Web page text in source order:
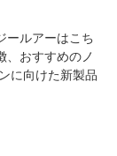
ールアーはこち
、おすすめのノ
に向けた新製品